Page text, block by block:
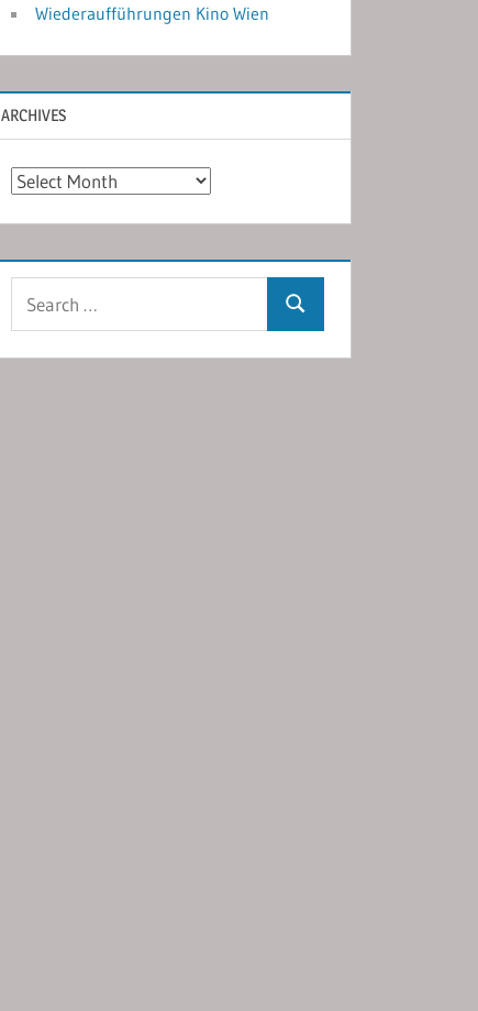
Wiederaufführungen Kino Wien
ARCHIVES
Archives
Search